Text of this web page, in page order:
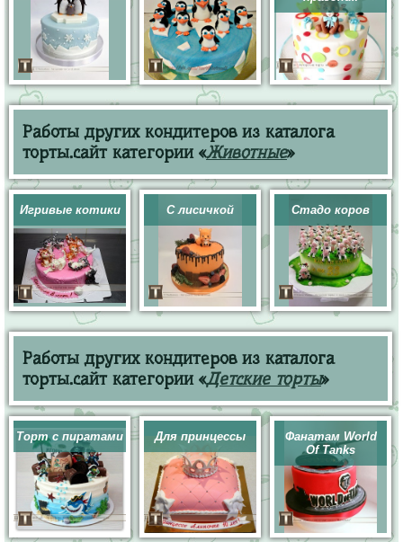
Работы других кондитеров из каталога
торты.сайт категории «Животные»
Игривые котики С лисичкой Стадо коров
Работы других кондитеров из каталога
торты.сайт категории «Детские торты»
Торт с пиратами Для принцессы
Фанатам World
Of Tanks